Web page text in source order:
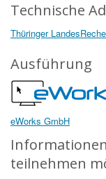
Technische
Thüringer
Ausführung
eWorks GmbH
teilnehmen